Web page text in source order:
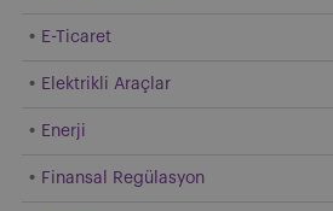
E-Ticaret
Elektrikli Araçlar
Enerji
Finansal Regülasyon